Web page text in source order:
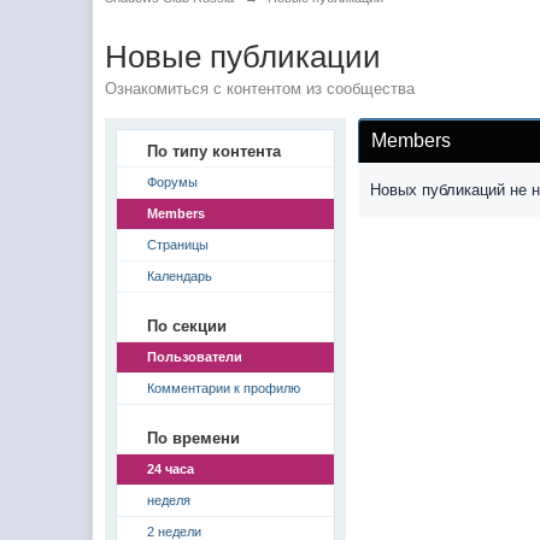
Новые публикации
Ознакомиться с контентом из сообщества
По типу контента
Форумы
Members
Страницы
Календарь
По секции
Пользователи
Комментарии к профилю
По времени
24 часа
неделя
2 недели
Members
Новых публикаций не